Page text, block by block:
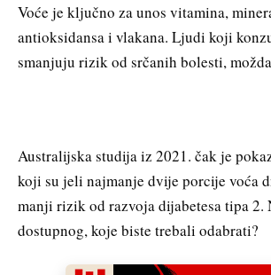
Voće je ključno za unos vitamina,
antioksidansa i vlakana. Ljudi koji
smanjuju rizik od srčanih bolesti,
Australijska studija iz 2021. čak je
koji su jeli najmanje dvije porcije voća
manji rizik od razvoja dijabetesa tipa 2.
dostupnog, koje biste trebali odabrati?